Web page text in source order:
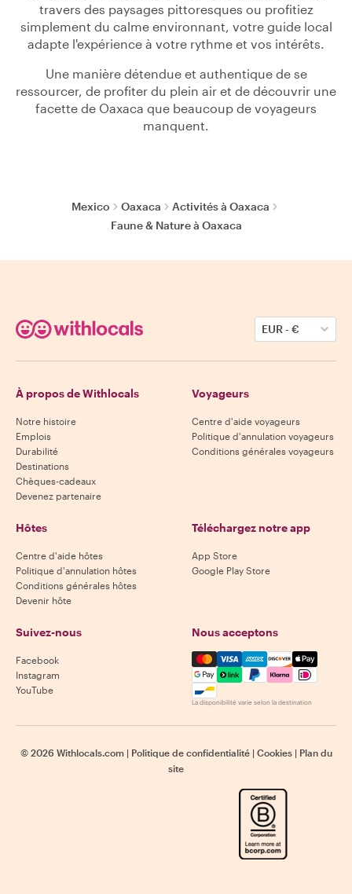
travers des paysages pittoresques ou profitiez
simplement du calme environnant, votre guide local
adapte l'expérience à votre rythme et vos intérêts.
Une manière détendue et authentique de se
ressourcer, de profiter du plein air et de découvrir une
facette de Oaxaca que beaucoup de voyageurs
manquent.
Mexico Oaxaca
Activités à Oaxaca
Faune & Nature à Oaxaca
EUR-€
À propos de Withlocals
Notre histoire
Emplois
Durabilité
Destinations
Chèques-cadeaux
Devenez partenaire
Voyageurs
Centre d'aide voyageurs
Politique d'annulation voyageurs
Conditions générales voyageurs
Hôtes
Centre d'aide hôtes
Politique d'annulation hôtes
Conditions générales hôtes
Devenir hôte
Téléchargez notre app
App Store
Google Play Store
Suivez-nous
Facebook
Instagram
YouTube
Nous acceptons
Mastercard, Visa, Amex,
La disponibilité varie selon la destination
© 2026 Withlocals.com | Politique de confidentialité | Cookies | Plan du
site